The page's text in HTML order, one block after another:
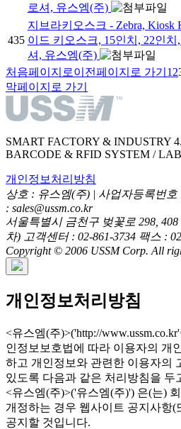
로셔, 유스엠(주)
435
지브라키오스크 - Zebra, Kiosk
이드 키오스크, 15인치, 22인치,
셔, 유스엠(주)
처음페이지로이전페이지로 가기 1 2
막페이지로 가기
SMART FACTORY & INDUSTRY
BARCODE & RFID SYSTEM /
개인정보처리방침
상호 : 유스엠(주) | 사업자등록번호
: sales@ussm.co.kr
서울특별시 금천구 벚꽃로 298,
차) 고객센터 : 02-861-3734 팩스 :
Copyright © 2006 USSM Corp. All
개인정보처리방침
<유스엠(주)>('http://
인정보보호법에 따라 이용자의 개
하고 개인정보와 관련한 이용자의
있도록 다음과 같은 처리방침을 두
<유스엠(주)>('유스엠(주)') 은(는)
개정하는 경우 웹사이트 공지사항(
공지할 것입니다.